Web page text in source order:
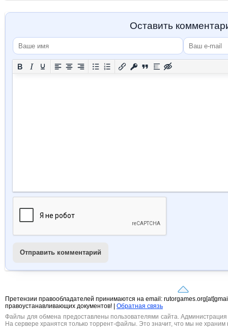
Оставить
Отправить комментарий
Претензии правообладателей принимаются на email:
правоустанавливающих документов! |
Обратная связь
Файлы для обмена предоставлены пользователями сайта. Администрация
На сервере хранятся только торрент-файлы. Это значит, что мы не